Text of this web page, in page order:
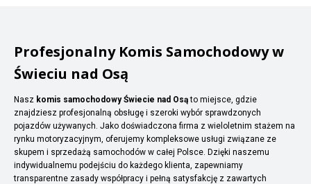
Profesjonalny Komis Samochodowy w
Świeciu nad Osą
Nasz komis samochodowy Świecie nad Osąto miejsce, gdzie
znajdziesz profesjonalną obsługę i szeroki wybór sprawdzonych
pojazdów używanych. Jako doświadczona firma z wieloletnim stażem na
rynku motoryzacyjnym, oferujemy kompleksowe usługi związane ze
skupem i sprzedażą samochodów w całej Polsce. Dzięki naszemu
indywidualnemu podejściu do każdego klienta, zapewniamy
transparentne zasady współpracy i pełną satysfakcję z zawartych